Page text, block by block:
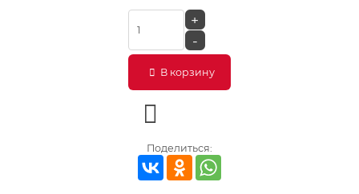
+
-
В корзину
Поделиться: